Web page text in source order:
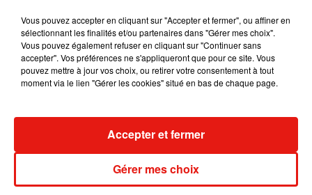
Madonna sort enfin le remix de « Love
Sensation » avec Kylie Minogue
dansant de l’année
Vous pouvez accepter en cliquant sur "Accepter et fermer", ou affiner en
sélectionnant les finalités et/ou partenaires dans "Gérer mes choix".
Vous pouvez également refuser en cliquant sur "Continuer sans
accepter". Vos préférences ne s'appliqueront que pour ce site. Vous
pouvez mettre à jour vos choix, ou retirer votre consentement à tout
moment via le lien "Gérer les cookies" situé en bas de chaque page.
Gérer mes choix
Accepter et fermer